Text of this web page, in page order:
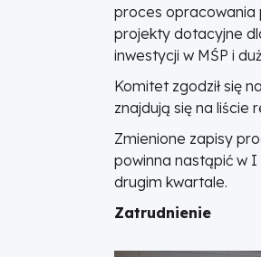
proces opracowania
projekty dotacyjne
inwestycji w MŚP i
Komitet zgodził się
znajdują się na liście
Zmienione zapisy
powinna nastąpić w
drugim kwartale.
Zatrudnienie